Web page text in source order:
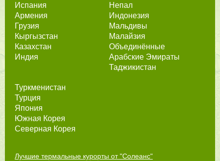
Испания
Армения
Грузия
Кыргызстан
Казахстан
Индия
Непал
Индонезия
Мальдивы
Малайзия
Объединённые
Арабские Эмираты
Таджикистан
Туркменистан
Турция
Япония
Южная Корея
Северная Корея
Лучшие термальные курорты от "Солеанс"